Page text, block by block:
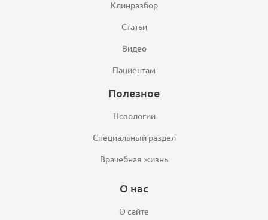
Клинразбор
Статьи
Видео
Пациентам
Полезное
Нозологии
Специальный раздел
Врачебная жизнь
О нас
О сайте